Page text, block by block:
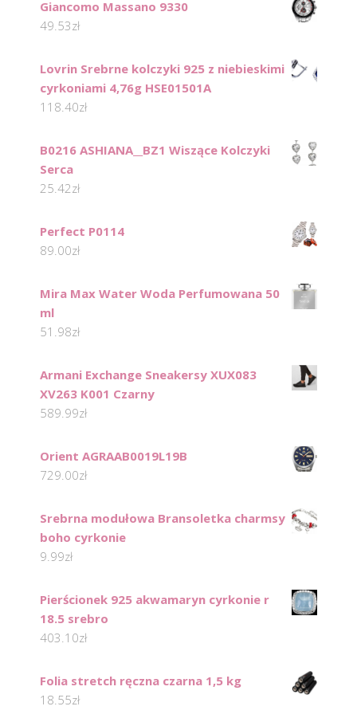
Giancomo Massano 9330
49.53zł
Lovrin Srebrne kolczyki 925 z niebieskimi
cyrkoniami 4,76g HSE01501A
118.40zł
B0216 ASHIANA__BZ1 Wiszące Kolczyki
Serca
25.42zł
Perfect P0114
89.00zł
Mira Max Water Woda Perfumowana 50
ml
51.98zł
Armani Exchange Sneakersy XUX083
XV263 K001 Czarny
589.99zł
Orient AGRAAB0019L19B
729.00zł
Srebrna modułowa Bransoletka charmsy
boho cyrkonie
9.99zł
Pierścionek 925 akwamaryn cyrkonie r
18.5 srebro
403.10zł
Folia stretch ręczna czarna 1,5 kg
18.55zł